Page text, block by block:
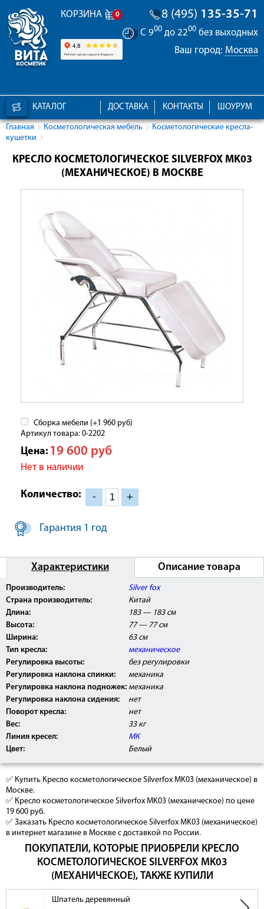
КОРЗИНА 0 8 (495) 135-35-71
С 900 до 2200 без выходных
Ваш город: Москва
КАТАЛОГ ШОУРУМ
КОНТАКТЫ
ДОСТАВКА
Главная Косметологическая мебель
Косметологические кресла-
кушетки
КРЕСЛО КОСМЕТОЛОГИЧЕСКОЕ SILVERFOX MK03
(МЕХАНИЧЕСКОЕ) В МОСКВЕ
Сборка мебели (+1 960 руб)
Артикул товара: 0-2202
Цена: 19 600 руб
Нет в наличии
Количество: - +
Гарантия 1 год
Характеристики Описание товара
Производитель:
Silver fox
Страна производитель:
Китай
Длина:
183 — 183 см
Высота:
77 — 77 см
Ширина:
63 см
Тип кресла:
механическое
Регулировка высоты:
без регулировки
Регулировка наклона спинки:
механика
Регулировка наклона подножек: механика
Регулировка наклона сидения:
нет
Поворот кресла:
нет
Вес:
33 кг
Линия кресел:
МК
Цвет:
Белый
✅ Купить Кресло косметологическое Silverfox MK03 (механическое) в
Москве.
✅ Кресло косметологическое Silverfox MK03 (механическое) по цене
19 600 руб.
✅ Заказать Кресло косметологическое Silverfox MK03 (механическое)
в интернет магазине в Москве с доставкой по России.
ПОКУПАТЕЛИ, КОТОРЫЕ ПРИОБРЕЛИ КРЕСЛО
КОСМЕТОЛОГИЧЕСКОЕ SILVERFOX MK03
(МЕХАНИЧЕСКОЕ), ТАКЖЕ КУПИЛИ
Шпатель деревянный